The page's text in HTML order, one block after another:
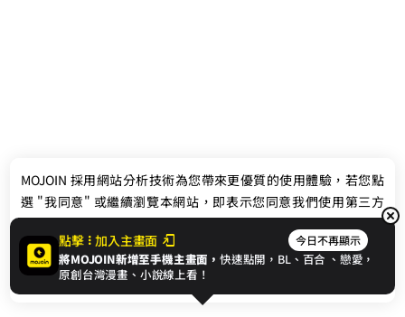
聯絡我們
© 2024 gamania Digital Entertainment Co., Ltd.
點擊 加入主畫面 今日不再顯示
將MOJOIN新增至手機主畫面，快速點開，BL、 百合 、戀愛，
原創台灣漫畫、小說線上看！
MOJOIN 採用網站分析技術為您帶來更優質的使用體驗，若您點
選 "我同意" 或繼續瀏覽本網站，即表示您同意我們使用第三方
Cookie，欲瞭解更多資訊請見隱私權政策。
我同意